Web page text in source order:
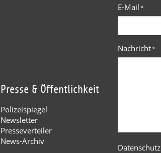
Presse & Öffentlichkeit
Polizeispiegel
Newsletter
Presseverteiler
News-Archiv
E-Mail*
Nachricht*
Datenschutz